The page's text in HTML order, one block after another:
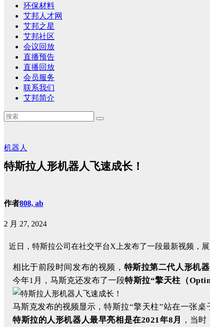
环保材料
艾邦人才网
艾邦之星
艾邦社区
会议回放
直播预告
直播回放
会员服务
联系我们
艾邦简介
机器人
特斯拉人形机器人飞速成长！
作者808, ab
2 月 27, 2024
近日，特斯拉公司在社交平台X上发布了一段最新视频，
相比于前段时间发布的视频， 特斯拉第二代人形机
今年1月，马斯克还发布了一段特斯拉“擎天柱（
马斯克发布的视频显示， 特斯拉“擎天柱”站在一张
特斯拉的人形机器人最早亮相是在2021年8月
，当